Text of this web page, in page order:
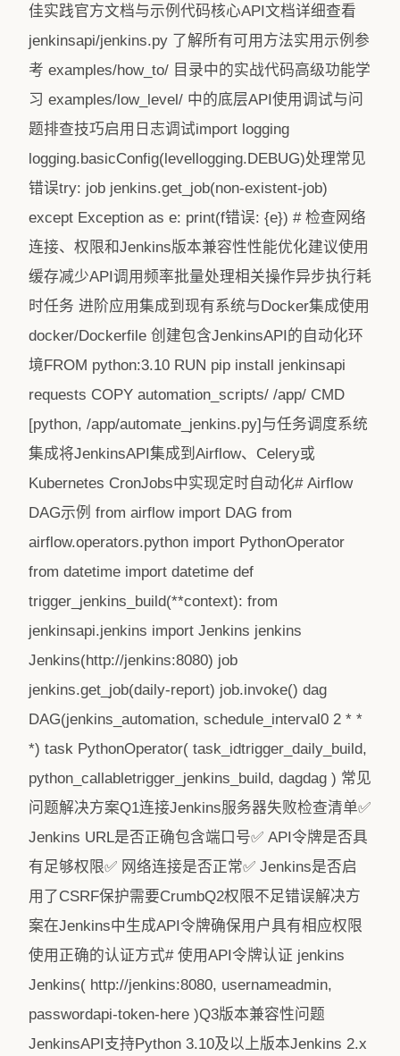
佳实践官方文档与示例代码核心API文档详细查看
jenkinsapi/jenkins.py 了解所有可用方法实用示例参
考 examples/how_to/ 目录中的实战代码高级功能学
习 examples/low_level/ 中的底层API使用调试与问
题排查技巧启用日志调试import logging
logging.basicConfig(levellogging.DEBUG)处理常见
错误try: job jenkins.get_job(non-existent-job)
except Exception as e: print(f错误: {e}) # 检查网络
连接、权限和Jenkins版本兼容性性能优化建议使用
缓存减少API调用频率批量处理相关操作异步执行耗
时任务 进阶应用集成到现有系统与Docker集成使用
docker/Dockerfile 创建包含JenkinsAPI的自动化环
境FROM python:3.10 RUN pip install jenkinsapi
requests COPY automation_scripts/ /app/ CMD
[python, /app/automate_jenkins.py]与任务调度系统
集成将JenkinsAPI集成到Airflow、Celery或
Kubernetes CronJobs中实现定时自动化# Airflow
DAG示例 from airflow import DAG from
airflow.operators.python import PythonOperator
from datetime import datetime def
trigger_jenkins_build(**context): from
jenkinsapi.jenkins import Jenkins jenkins
Jenkins(http://jenkins:8080) job
jenkins.get_job(daily-report) job.invoke() dag
DAG(jenkins_automation, schedule_interval0 2 * *
*) task PythonOperator( task_idtrigger_daily_build,
python_callabletrigger_jenkins_build, dagdag ) 常见
问题解决方案Q1连接Jenkins服务器失败检查清单✅
Jenkins URL是否正确包含端口号✅ API令牌是否具
有足够权限✅ 网络连接是否正常✅ Jenkins是否启
用了CSRF保护需要CrumbQ2权限不足错误解决方
案在Jenkins中生成API令牌确保用户具有相应权限
使用正确的认证方式# 使用API令牌认证 jenkins
Jenkins( http://jenkins:8080, usernameadmin,
passwordapi-token-here )Q3版本兼容性问题
JenkinsAPI支持Python 3.10及以上版本Jenkins 2.x